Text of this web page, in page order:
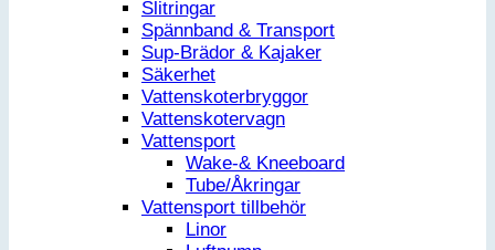
Slitringar
Spännband & Transport
Sup-Brädor & Kajaker
Säkerhet
Vattenskoterbryggor
Vattenskotervagn
Vattensport
Wake-& Kneeboard
Tube/Åkringar
Vattensport tillbehör
Linor